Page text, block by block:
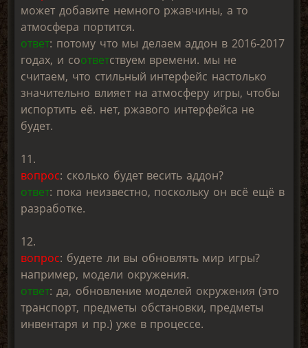
может добавите немного ржавчины, а то
атмосфера портится.
ответ: потому что мы делаем аддон в 2016-2017
годах, и соответствуем времени. мы не
считаем, что стильный интерфейс настолько
значительно влияет на атмосферу игры, чтобы
испортить её. нет, ржавого интерфейса не
будет.
11.
вопрос: сколько будет весить аддон?
ответ: пока неизвестно, поскольку он всё ещё в
разработке.
12.
вопрос: будете ли вы обновлять мир игры?
например, модели окружения.
ответ: да, обновление моделей окружения (это
транспорт, предметы обстановки, предметы
инвентаря и пр.) уже в процессе.